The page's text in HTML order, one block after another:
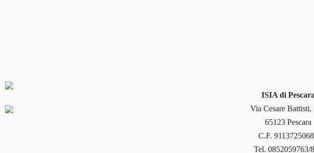
ISIA di Pescara
Via Cesare Battisti,
65123 Pescara
C.F.
Tel. 0852059763/